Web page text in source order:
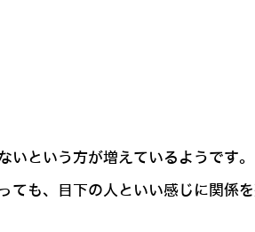
という方が増えているようです。
も、目下の人といい感じに関係